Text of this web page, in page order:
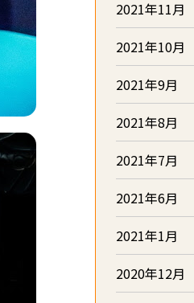
2021年11月
2021年10月
2021年9月
2021年8月
2021年7月
2021年6月
2021年1月
2020年12月